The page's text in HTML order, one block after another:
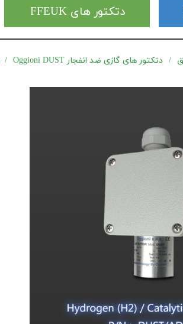
دتکتور های FFEUK
دتکتور های گازی ضد انفجار Oggioni DUST